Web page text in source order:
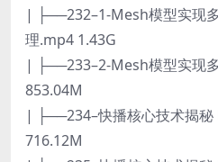
| ├──232–1-Mesh模型实现
理.mp4 1.43G
| ├──233–2-Mesh模型实现
853.04M
| ├──234–快播核心技术揭秘
716.12M